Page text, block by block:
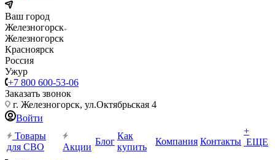
Ваш город
Железногорск
Железногорск
Красноярск
Россия
Ужур
+7 800 600-53-06
Заказать звонок
г. Железногорск, ул.Октябрьская 4
Войти
Товары
для СВО
Акции
Блог
Как
купить
Компания Контакты
+
ЕЩЕ